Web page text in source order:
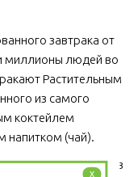
завтрака от
миллионы людей во
Растительным
из самого
коктейлем
(чай).
пищи, который ни в
x